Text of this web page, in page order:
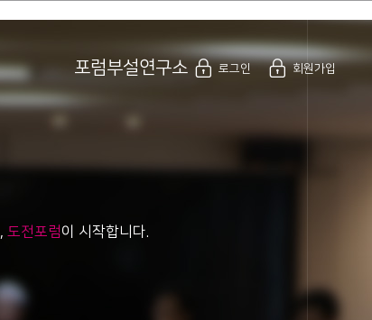
로그인 회원가입
포럼부설연구소
로그인 회원가입
도전포럼이 시작합니다.